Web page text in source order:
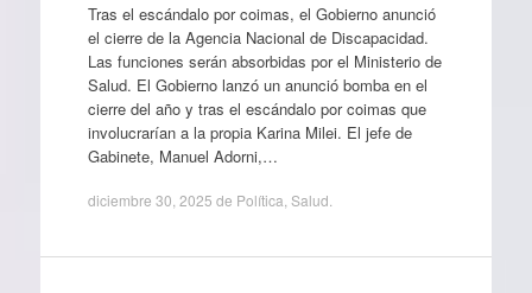
Tras el escándalo por coimas, el Gobierno anunció
el cierre de la Agencia Nacional de Discapacidad.
Las funciones serán absorbidas por el Ministerio de
Salud. El Gobierno lanzó un anunció bomba en el
cierre del año y tras el escándalo por coimas que
involucrarían a la propia Karina Milei. El jefe de
Gabinete, Manuel Adorni,…
diciembre 30, 2025 de Política Salud